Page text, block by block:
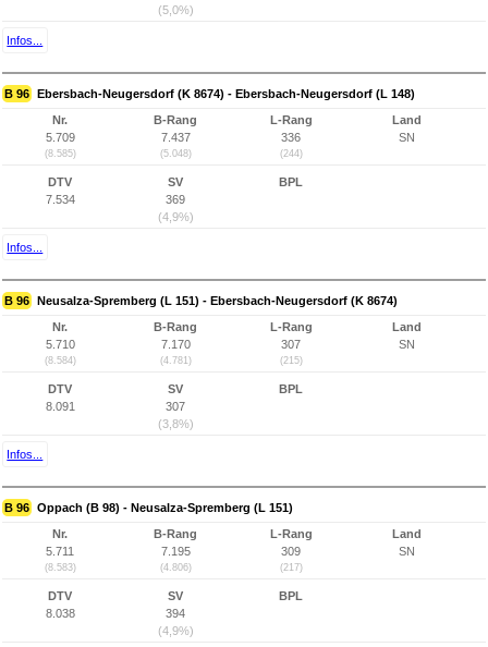
(5,0%)
Infos...
B 96 Ebersbach-Neugersdorf (K 8674) - Ebersbach-Neugersdorf (L 148)
Nr.
5.709
(8.585)
B-Rang
7.437
(5.048)
L-Rang
336
(244)
Land
SN
DTV
7.534
SV
369
(4,9%)
BPL
Infos...
B 96 Neusalza-Spremberg (L 151) - Ebersbach-Neugersdorf (K 8674)
Nr.
5.710
(8.584)
B-Rang
7.170
(4.781)
L-Rang
307
(215)
Land
SN
DTV
8.091
SV
307
(3,8%)
BPL
Infos...
B 96 Oppach (B 98) - Neusalza-Spremberg (L 151)
Nr.
5.711
(8.583)
B-Rang
7.195
(4.806)
L-Rang
309
(217)
Land
SN
DTV
8.038
SV
394
(4,9%)
BPL